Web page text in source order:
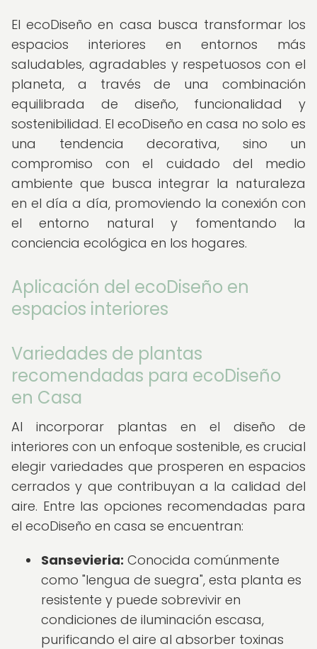
El ecoDiseño en casa busca transformar los
espacios interiores en entornos más
saludables, agradables y respetuosos con el
planeta, a través de una combinación
equilibrada de diseño, funcionalidad y
sostenibilidad. El ecoDiseño en casa no solo es
una tendencia decorativa, sino un
compromiso con el cuidado del medio
ambiente que busca integrar la naturaleza
en el día a día, promoviendo la conexión con
el entorno natural y fomentando la
conciencia ecológica en los hogares.
Aplicación del ecoDiseño en
espacios interiores
Variedades de plantas
recomendadas para ecoDiseño
en Casa
Al incorporar plantas en el diseño de
interiores con un enfoque sostenible, es crucial
elegir variedades que prosperen en espacios
cerrados y que contribuyan a la calidad del
aire. Entre las opciones recomendadas para
el ecoDiseño en casa se encuentran:
Sansevieria: Conocida comúnmente
como "lengua de suegra", esta planta es
resistente y puede sobrevivir en
condiciones de iluminación escasa,
purificando el aire al absorber toxinas